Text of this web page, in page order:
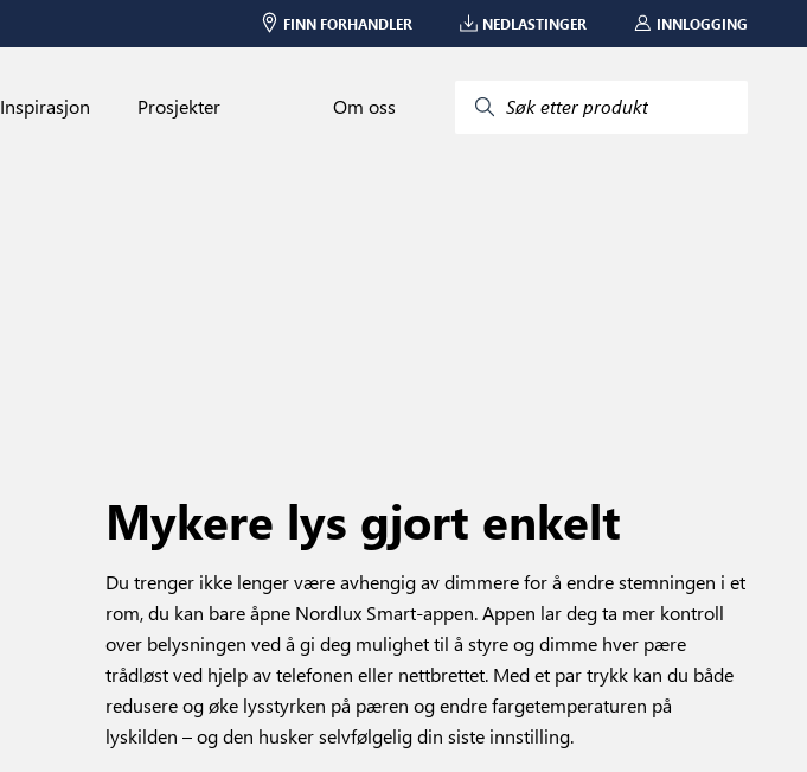
FINN FORHANDLER NEDLASTINGER INNLOGGING
Inspirasjon Prosjekter Om oss Søk etter produkt
Mykere lys gjort enkelt
Du trenger ikke lenger være avhengig av dimmere for å endre stemningen i et
rom, du kan bare åpne Nordlux Smart-appen. Appen lar deg ta mer kontroll
over belysningen ved å gi deg mulighet til å styre og dimme hver pære
trådløst ved hjelp av telefonen eller nettbrettet. Med et par trykk kan du både
redusere og øke lysstyrken på pæren og endre fargetemperaturen på
lyskilden – og den husker selvfølgelig din siste innstilling.